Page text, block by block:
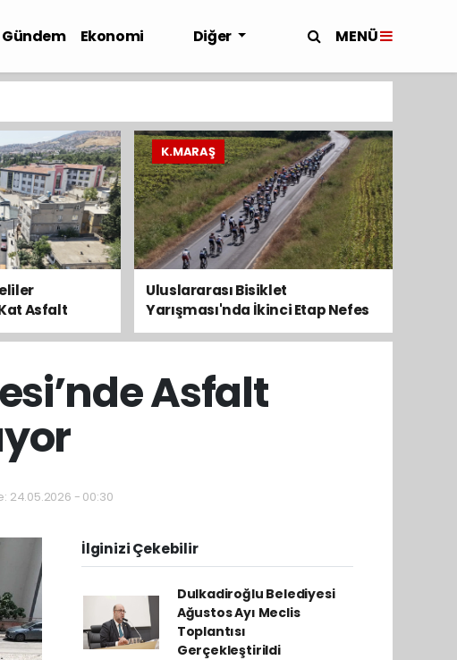
Gündem
Ekonomi
Diğer MENÜ
Asfalt
K.MARAŞ
Uluslararası Bisiklet
Yarışması'nda İkinci Etap Nefes
Kesti
Asfalt
24.05.2026 - 00:30
İlginizi Çekebilir
Dulkadiroğlu Belediyesi
Ağustos Ayı Meclis
Toplantısı
Gerçekleştirildi